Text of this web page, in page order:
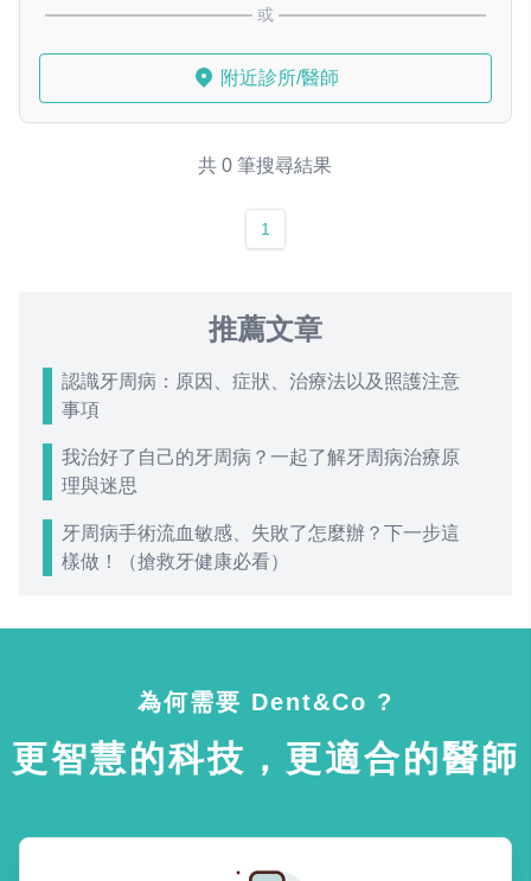
或
附近診所/醫師
共 0 筆搜尋結果
1
推薦文章
認識牙周病：原因、症狀、治療法以及照護注意
事項
我治好了自己的牙周病？一起了解牙周病治療原
理與迷思
牙周病手術流血敏感、失敗了怎麼辦？下一步這
樣做！（搶救牙健康必看）
為何需要 Dent&Co ?
更智慧的科技，更適合的醫師